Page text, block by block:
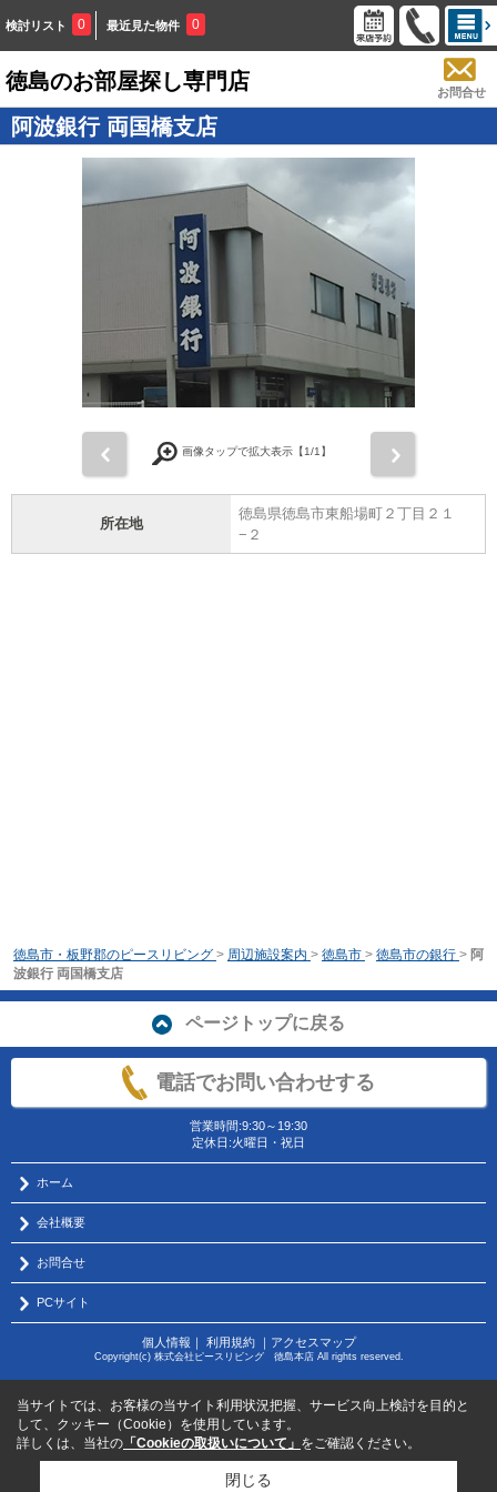
検討リスト 0 最近見た物件 0
徳島のお部屋探し専門店 お問合せ
阿波銀行 両国橋支店
前 画像タップで拡大表示【1/1】
所在地
徳島県徳島市東船場町２丁目２１
−２
徳島市・板野郡のピースリビング > 周辺施設案内 > 徳島市 > 徳島市の銀行 > 阿
波銀行 両国橋支店
ページトップに戻る
電話でお問い合わせする
営業時間:9:30～19:30
定休日:火曜日・祝日
ホーム
会社概要
お問合せ
PCサイト
個人情報 ｜ 利用規約｜ アクセスマップ
Copyright(c) 株式会社ピースリビング 徳島本店 All rights reserved.
当サイトでは、お客様の当サイト利用状況把握、サービス向上検討を目的と
して、クッキー（Cookie）を使用しています。
詳しくは、当社の 「Cookieの取扱いについて」 をご確認ください。
閉じる